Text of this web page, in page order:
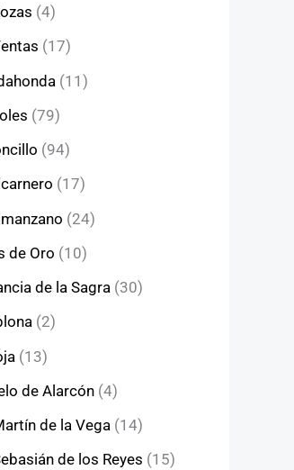
(4)
(17)
(11)
(79)
(94)
(17)
(24)
de Oro (10)
de la Sagra (30)
(2)
(13)
de Alarcón (4)
de la Vega (14)
de los Reyes (15)